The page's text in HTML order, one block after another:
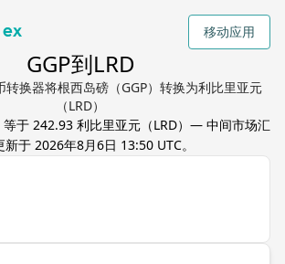
移动应用
GGP到LRD
转换器将根西岛磅（GGP）转换为利比里亚元
（LRD）
等于 242.93 利比里亚元 （LRD）— 中间市场汇
新于 2026年8月6日 13:50 UTC。